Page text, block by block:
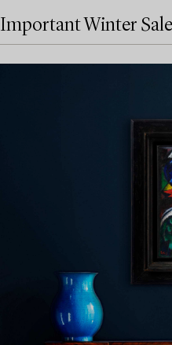
Important Winter Sale